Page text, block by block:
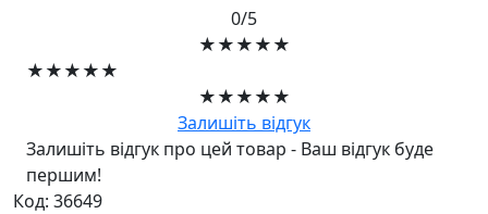
0/5
★★★★★
★★★★★
★★★★★
Залишіть відгук
Залишіть відгук про цей товар - Ваш відгук буде
першим!
Код: 36649